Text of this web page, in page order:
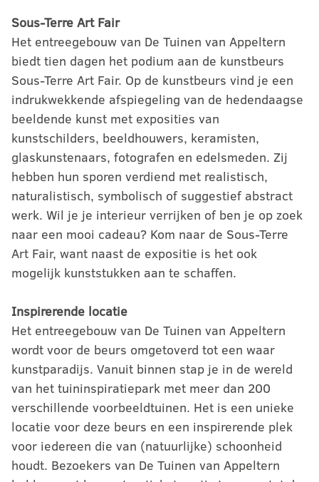
Sous-Terre Art Fair
Het entreegebouw van De Tuinen van Appeltern
biedt tien dagen het podium aan de kunstbeurs
Sous-Terre Art Fair. Op de kunstbeurs vind je een
indrukwekkende afspiegeling van de hedendaagse
beeldende kunst met exposities van
kunstschilders, beeldhouwers, keramisten,
glaskunstenaars, fotografen en edelsmeden. Zij
hebben hun sporen verdiend met realistisch,
naturalistisch, symbolisch of suggestief abstract
werk. Wil je je interieur verrijken of ben je op zoek
naar een mooi cadeau? Kom naar de Sous-Terre
Art Fair, want naast de expositie is het ook
mogelijk kunststukken aan te schaffen.
Inspirerende locatie
Het entreegebouw van De Tuinen van Appeltern
wordt voor de beurs omgetoverd tot een waar
kunstparadijs. Vanuit binnen stap je in de wereld
van het tuininspiratiepark met meer dan 200
verschillende voorbeeldtuinen. Het is een unieke
locatie voor deze beurs en een inspirerende plek
voor iedereen die van (natuurlijke) schoonheid
houdt. Bezoekers van De Tuinen van Appeltern